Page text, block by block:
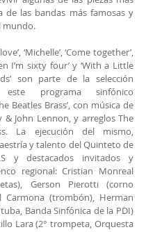
de las bandas más famosas y
mundo.
‘Michelle’, ‘Come together’,
I’m sixty four’ y ‘With a Little
son parte de la selección
programa sinfónico
Beatles Brass’, con música de
& John Lennon, y arreglos The
La ejecución del mismo,
y talento del Quinteto de
y destacados invitados y
regional: Cristian Monreal
Gerson Pierotti (corno
Carmona (trombón), Herman
Banda Sinfónica de la PDI)
Lara (2° trompeta, Orquesta